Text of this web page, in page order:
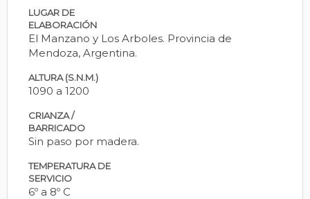
LUGAR DE
ELABORACIÓN
El Manzano y Los Arboles. Provincia de
Mendoza, Argentina.
ALTURA (S.N.M.)
1090 a 1200
CRIANZA /
BARRICADO
Sin paso por madera.
TEMPERATURA DE
SERVICIO
6º a 8º C